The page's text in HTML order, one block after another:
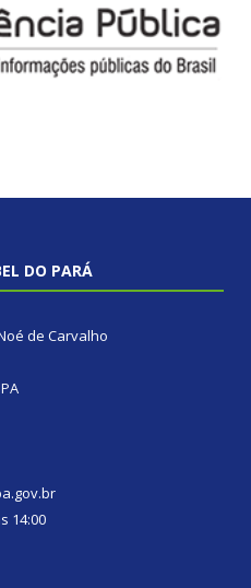
DO PARÁ
de Carvalho
14:00